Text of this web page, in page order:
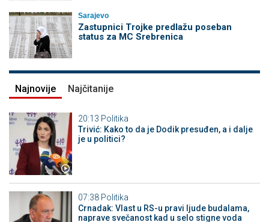
Sarajevo
Zastupnici Trojke predlažu poseban
status za MC Srebrenica
Najnovije Najčitanije
20:13 Politika
Trivić: Kako to da je Dodik presuđen, a i dalje
je u politici?
07:38 Politika
Crnadak: Vlast u RS-u pravi ljude budalama,
naprave svečanost kad u selo stigne voda